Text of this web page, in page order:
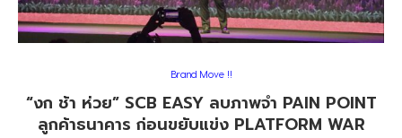
Brand Move !!
“งก ช้า ห่วย” SCB EASY ลบภาพจำ PAIN POINT
ลูกค้าธนาคาร ก่อนขยับแข่ง PLATFORM WAR